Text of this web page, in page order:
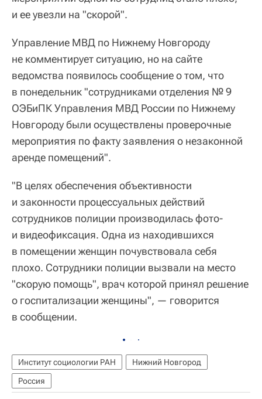
и ее увезли на "скорой".
Управление МВД по Нижнему Новгороду
не комментирует ситуацию, но на сайте
ведомства появилось сообщение о том, что
в понедельник "сотрудниками отделения № 9
ОЭБиПК Управления МВД России по Нижнему
Новгороду были осуществлены проверочные
мероприятия по факту заявления о незаконной
аренде помещений".
"В целях обеспечения объективности
и законности процессуальных действий
сотрудников полиции производилась фото-
и видеофиксация. Одна из находившихся
в помещении женщин почувствовала себя
плохо. Сотрудники полиции вызвали на место
"скорую помощь", врач которой принял решение
о госпитализации женщины", — говорится
в сообщении.
Институт социологии РАН
Нижний Новгород
Россия